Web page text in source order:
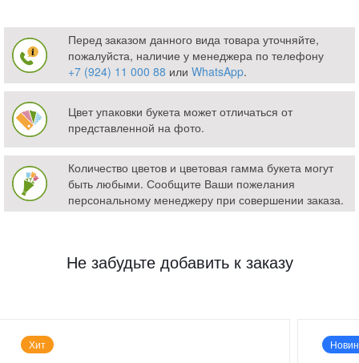
Перед заказом данного вида товара уточняйте,
пожалуйста, наличие у менеджера по телефону
+7 (924) 11 000 88 или WhatsApp.
Цвет упаковки букета может отличаться от
представленной на фото.
Количество цветов и цветовая гамма букета могут
быть любыми. Сообщите Ваши пожелания
персональному менеджеру при совершении заказа.
Не забудьте добавить к заказу
Хит